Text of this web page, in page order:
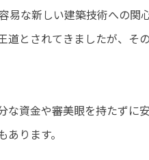
な新しい建築技術への関
道とされてきましたが、そ
な資金や審美眼を持たずに
ります。